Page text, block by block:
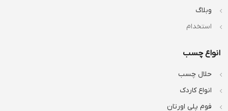
وبلاگ
استخدام
انواع چسب
حلال چسب
انواع کاردک
فوم پلی اورتان